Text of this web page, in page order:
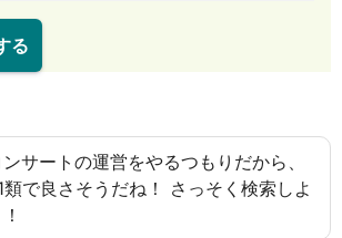
る
ンサートの運営をやるつもりだから、
類で良さそうだね！ さっそく検索しよ